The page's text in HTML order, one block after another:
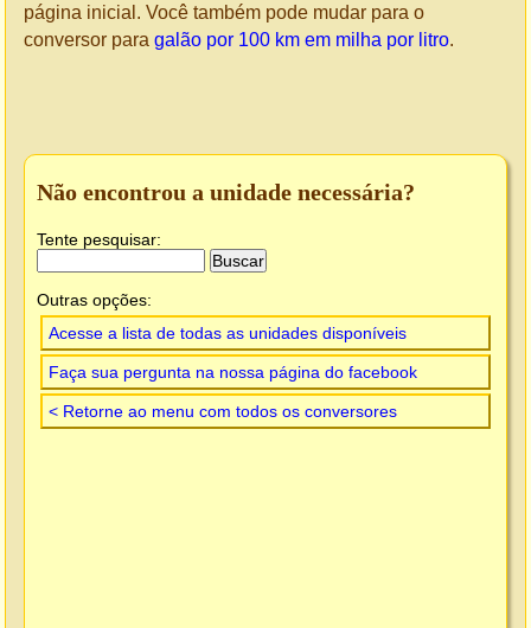
página inicial. Você também pode mudar para o
conversor para galão por 100 km em milha por litro.
Não encontrou a unidade necessária?
Tente pesquisar:
Outras opções:
Acesse a lista de todas as unidades disponíveis
Faça sua pergunta na nossa página do facebook
< Retorne ao menu com todos os conversores